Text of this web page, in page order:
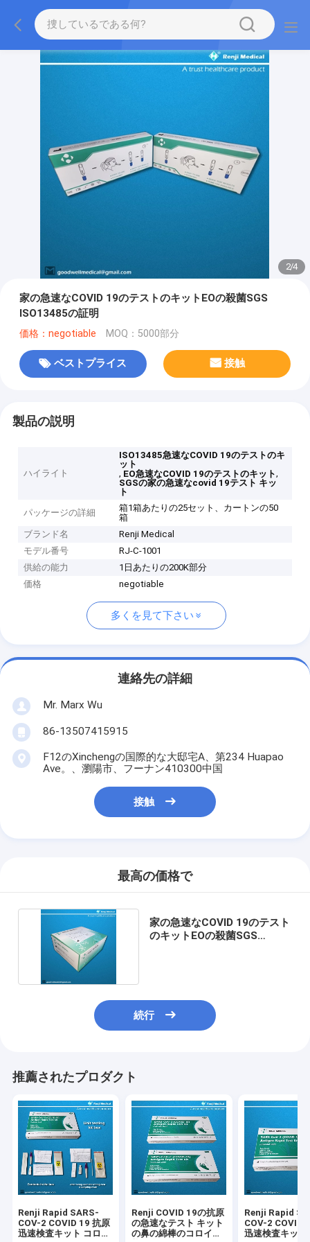
2/4
家の急速なCOVID 19のテストのキットEOの殺菌SGS
ISO13485の証明
価格：negotiable MOQ：5000部分
ベストプライス 接触
製品の説明
ハイライト
ISO13485急速なCOVID 19のテストのキ
ット
, EO急速なCOVID 19のテストのキット,
SGSの家の急速なcovid 19テスト キッ
ト
パッケージの詳細
箱1箱あたりの25セット、カートンの50
箱
ブランド名
Renji Medical
モデル番号
RJ-C-1001
供給の能力
1日あたりの200K部分
価格
negotiable
多くを見て下さい
連絡先の詳細
Mr. Marx Wu
86-13507415915
F12のXinchengの国際的な大邸宅A、第234 Huapao
Ave。、瀏陽市、フーナン410300中国
接触
最高の価格で
家の急速なCOVID 19のテスト
のキットEOの殺菌SGS
続行
推薦されたプロダクト
Renji Rapid SARS-
COV-2 COVID 19 抗原
迅速検査キット コロイ
Renji COVID 19の抗原
の急速なテスト キット
の鼻の綿棒のコロイド
Renji Rapid
COV-2 COVID
迅速検査キット